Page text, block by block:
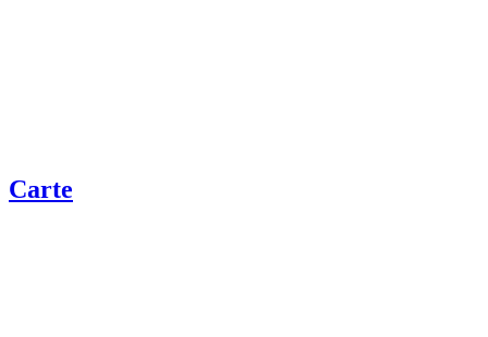
Carte